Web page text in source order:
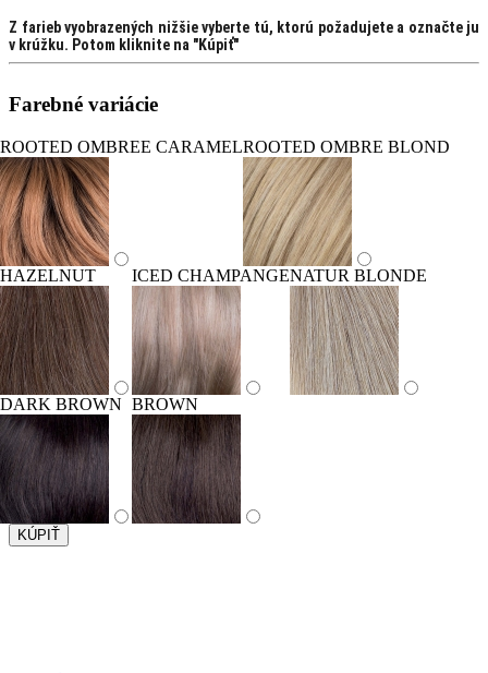
Z farieb vyobrazených nižšie vyberte tú, ktorú požadujete a označte ju
v krúžku. Potom kliknite na "Kúpiť"
Farebné variácie
ROOTED OMBREE CARAMELROOTED OMBRE BLOND
HAZELNUT ICED CHAMPANGENATUR BLONDE
DARK BROWN BROWN